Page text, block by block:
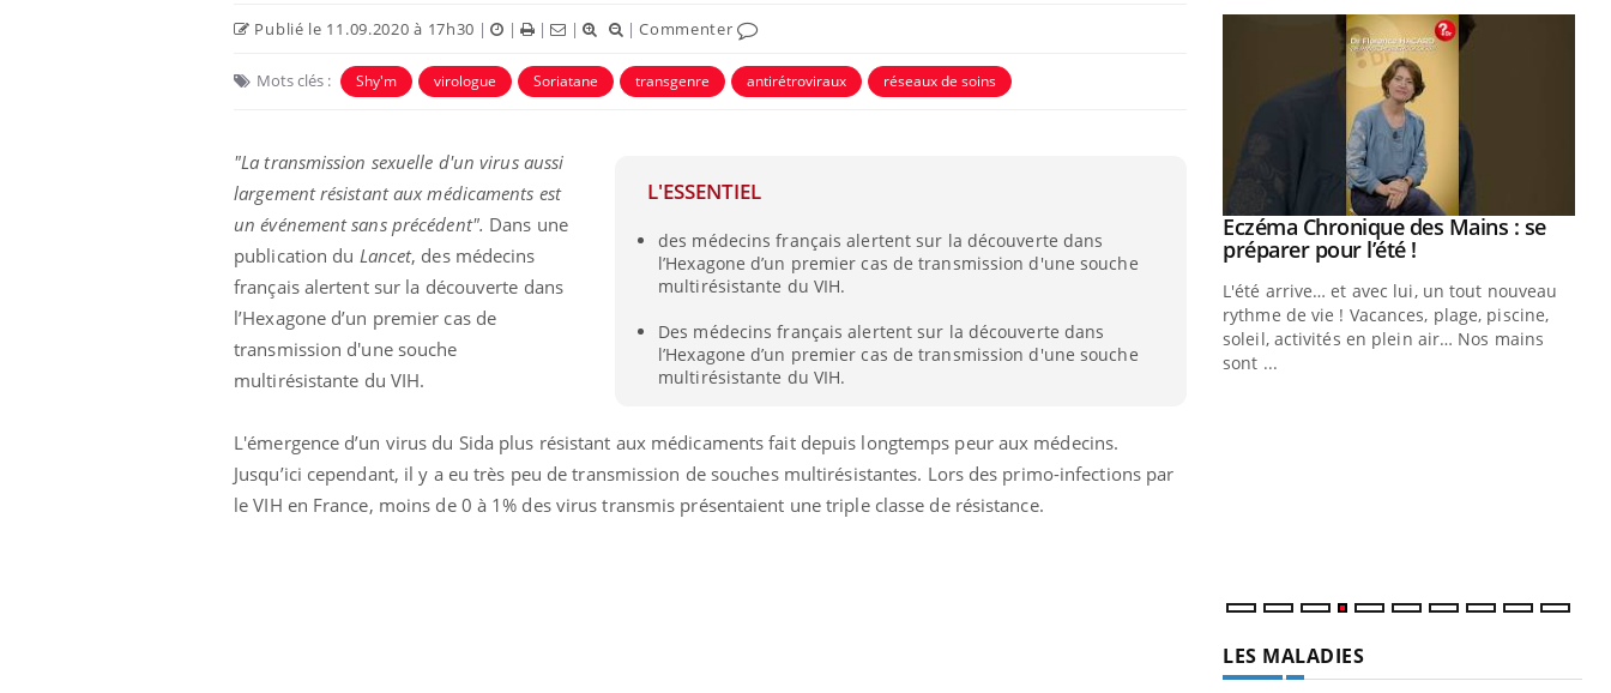
Publié le 11.09.2020 à 17h30 | | | | |Commenter
Mots clés : Shy'm virologue Soriatane transgenre antirétroviraux réseaux de soins
L'ESSENTIEL
des médecins français alertent sur la découverte dans
l’Hexagone d’un premier cas de transmission d'une souche
multirésistante du VIH.
Des médecins français alertent sur la découverte dans
l’Hexagone d’un premier cas de transmission d'une souche
multirésistante du VIH.
"La transmission sexuelle d'un virus aussi
largement résistant aux médicaments est
un événement sans précédent". Dans une
publication du Lancet, des médecins
français alertent sur la découverte dans
l’Hexagone d’un premier cas de
transmission d'une souche
multirésistante du VIH.
L'émergence d’un virus du Sida plus résistant aux médicaments fait depuis longtemps peur aux médecins.
Jusqu’ici cependant, il y a eu très peu de transmission de souches multirésistantes. Lors des primo-infections par
le VIH en France, moins de 0 à 1% des virus transmis présentaient une triple classe de résistance.
Carence en fer : comprendre pour
Youtube
Fatigue, irritabilité, brouillard mental ou
même alopécie… Les symptômes de la
carence en fer sont multiples ce qui la rend
Youtube
Insuline & Charge mentale : et si on
osait en parler??Youtube
En 2026, l'insuline dans le diabète de type 2
patients comme parfois chez les soignants.
Eczéma Chronique des Mains : se
préparer pour l’été !Youtube
soleil, activités en plein air… Nos mains
sont ...
Youtube
Diabète & Ramadan 2026Youtube
Le Ramadan approche, et, pour de
nombreuses personnes atteintes de
diabète, c'est une période de questions, de
défis, mais ...
LES MALADIES